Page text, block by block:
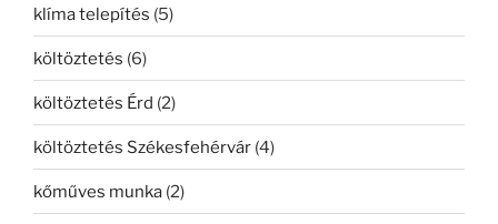
klíma telepítés (5)
költöztetés (6)
költöztetés Érd (2)
költöztetés Székesfehérvár (4)
kőműves munka (2)